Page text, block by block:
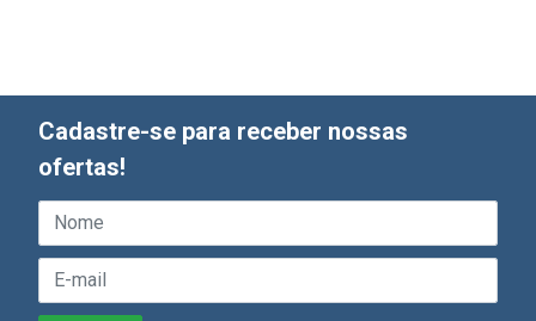
Cadastre-se para receber nossas
ofertas!